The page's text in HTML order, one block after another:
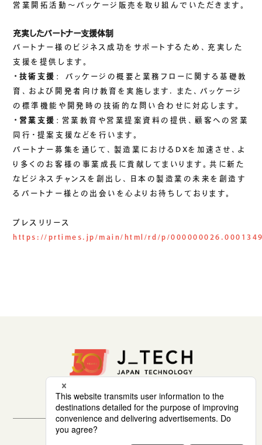
営業開拓活動～パッケージ販売を取り組んでいただきます。
充実したパートナー支援体制
パートナー様のビジネス成功をサポートするため、充実した
支援を提供します。
・技術支援 ： パッケージの概要と業務フローに関する基礎教
育、および開発者向け教育を実施します. また、パッケージ
の標準機能や開発時の技術的な問い合わせに対応します。
・営業支援 ：営業教育や営業提案資料の提供、顧客への営業
同行・提案支援などを行います。
パートナー募集を通じて、製造業におけるDXを加速させ、よ
り多くのお客様の事業成長に貢献してまいります。共に新た
なビジネスチャンスを創出し、日本の製造業の未来を創造す
るパートナー様との出会いを心よりお待ちしております。
プレスリリース
https://prtimes.jp/main/html/rd/p/